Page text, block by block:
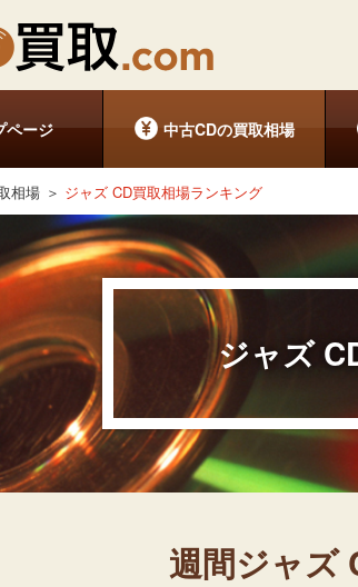
ページ 中古CDの買取相場
相場 ジャズ CD買取相場ランキング
ジャズ
週間ジャズ